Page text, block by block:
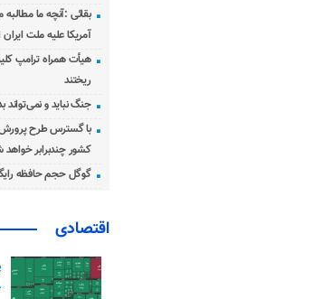
بقائی :آنچه ما مطالبه
آمریکا علیه ملت
هیأت همراه ترامپ
ریختند
جنگ نباید و نمی‌تواند
با گسترس طرح
کشور چندبرابر
گوگل حجم حافظه
اقتصادی